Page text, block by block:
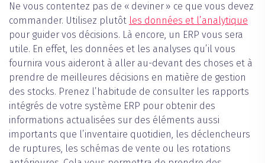
Ne vous contentez pas de « deviner » ce que vous devez
commander. Utilisez plutôt les données et l’analytique
pour guider vos décisions. Là encore, un ERP vous sera
utile. En effet, les données et les analyses qu’il vous
fournira vous aideront à aller au-devant des choses et à
prendre de meilleures décisions en matière de gestion
des stocks. Prenez l’habitude de consulter les rapports
intégrés de votre système ERP pour obtenir des
informations actualisées sur des éléments aussi
importants que l’inventaire quotidien, les déclencheurs
de ruptures, les schémas de vente ou les rotations